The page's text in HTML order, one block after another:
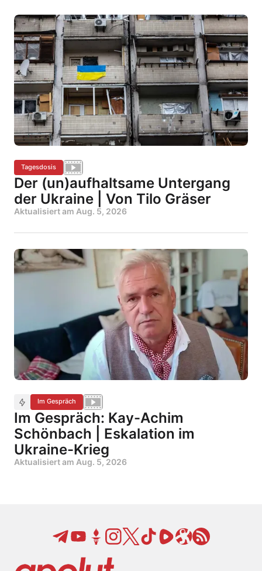
Tagesdosis
Der (un)aufhaltsame Untergang
der Ukraine | Von Tilo Gräser
Aktualisiert am Aug. 5, 2026
Im Gespräch
Im Gespräch: Kay-Achim
Schönbach | Eskalation im
Ukraine-Krieg
Aktualisiert am Aug. 5, 2026